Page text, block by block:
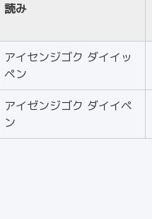
読み
アイセンジゴク ダイイッ
ペン
アイゼンジゴク ダイイペ
ン